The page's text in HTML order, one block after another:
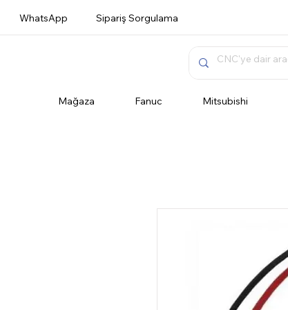
WhatsApp Sipariş Sorgulama
Mağaza Fanuc Mitsubishi